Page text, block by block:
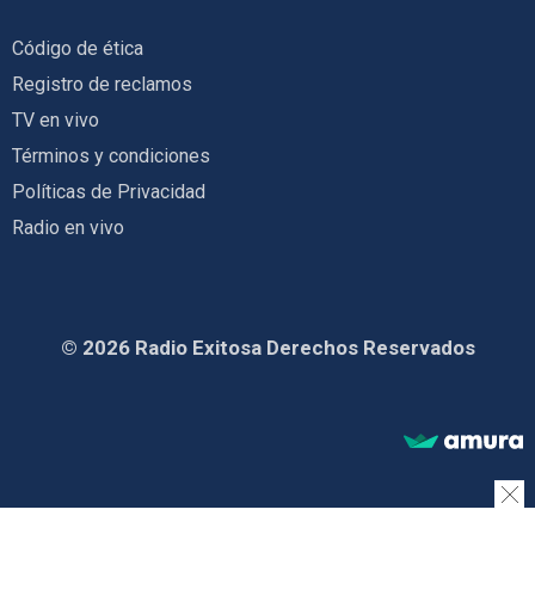
Código de ética
Registro de reclamos
TV en vivo
Términos y condiciones
Políticas de Privacidad
Radio en vivo
© 2026 Radio Exitosa Derechos Reservados